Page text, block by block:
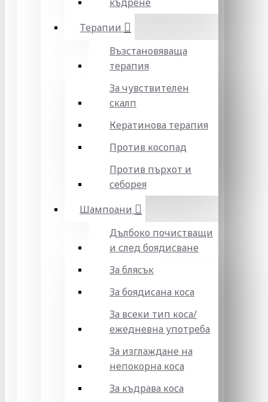
Терапии
Възстановяваща
терапия
За чувствителен
скалп
Кератинова терапия
Против косопад
Против пърхот и
себорея
Шампоани
Дълбоко почистващи
и след боядисване
За блясък
За боядисана коса
За всеки тип коса/
ежедневна употреба
За изглаждане на
непокорна коса
За къдрава коса